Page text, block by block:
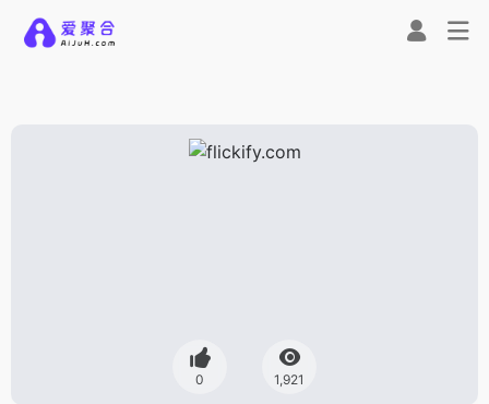
0 1,921